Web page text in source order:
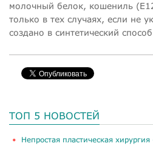
молочный белок, кошениль
только в тех случаях, если не
создано в синтетический
ТОП 5 НОВОСТЕЙ
​Непростая пластическая